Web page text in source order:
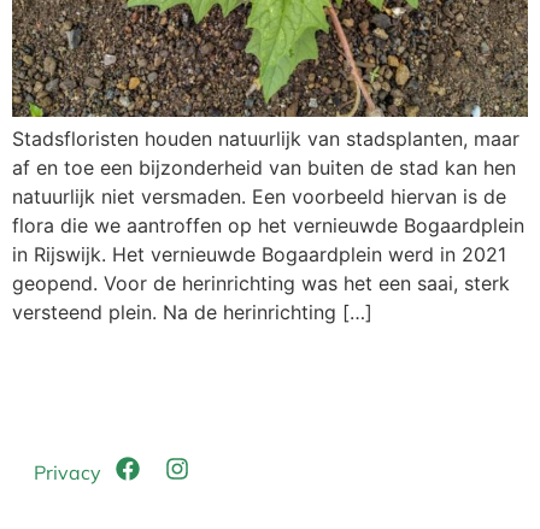
Stadsfloristen houden natuurlijk van stadsplanten, maar
af en toe een bijzonderheid van buiten de stad kan hen
natuurlijk niet versmaden. Een voorbeeld hiervan is de
flora die we aantroffen op het vernieuwde Bogaardplein
in Rijswijk. Het vernieuwde Bogaardplein werd in 2021
geopend. Voor de herinrichting was het een saai, sterk
versteend plein. Na de herinrichting […]
Privacy